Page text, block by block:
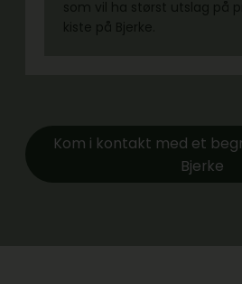
Kom i kontakt med et
Bjerke